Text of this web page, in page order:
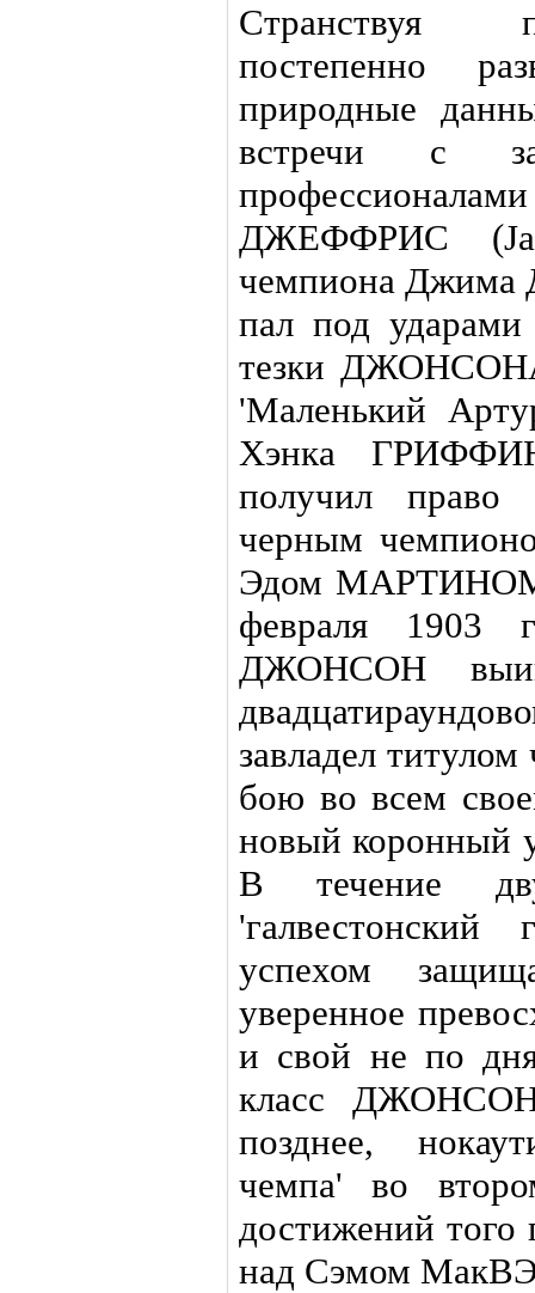
Странствуя
постепенно
природные
встречи с
ДЖЕФФРИС
чемпиона
пал под ударами
тезки
'Маленький
Хэнка
получил право
черным
Эдом МАРТИНОМ
февраля 1903
ДЖОНСОН
завладел
бою во всем
новый коронный
В течение
успехом
уверенное
и свой не по
класс
позднее,
чемпа' во
достижений
над Сэмом